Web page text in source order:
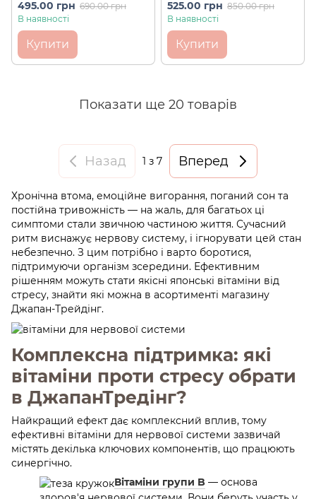
495.00 грн 690.00 грн
В наявності
Купити
525.00 грн 850.00 грн
В наявності
Купити
Показати ще 20 товарів
Назад 1 з 7 Вперед
Хронічна втома, емоційне вигорання, поганий сон та
постійна тривожність — на жаль, для багатьох ці
симптоми стали звичною частиною життя. Сучасний
ритм виснажує нервову систему, і ігнорувати цей стан
небезпечно. З цим потрібно і варто боротися,
підтримуючи організм зсередини. Ефективним
рішенням можуть стати якісні японські вітаміни від
стресу, знайти які можна в асортименті магазину
Джапан-Трейдінг.
Комплексна підтримка: які
вітаміни проти стресу обрати
в ДжапанТредінг?
Найкращий ефект дає комплексний вплив, тому
ефективні вітаміни для нервової системи зазвичай
містять декілька ключових компонентів, що працюють
синергічно.
Вітаміни групи B — основа